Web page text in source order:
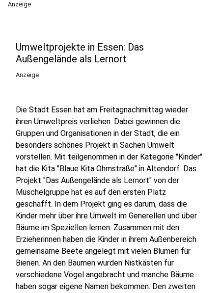
Anzeige
Umweltprojekte in Essen: Das
Außengelände als Lernort
Anzeige
Die Stadt Essen hat am Freitagnachmittag wieder
ihren Umweltpreis verliehen. Dabei gewinnen die
Gruppen und Organisationen in der Stadt, die ein
besonders schönes Projekt in Sachen Umwelt
vorstellen. Mit teilgenommen in der Kategorie "Kinder"
hat die Kita "Blaue Kita Ohmstraße" in Altendorf. Das
Projekt "Das Außengelände als Lernort" von der
Muschelgruppe hat es auf den ersten Platz
geschafft. In dem Projekt ging es darum, dass die
Kinder mehr über ihre Umwelt im Generellen und über
Bäume im Speziellen lernen. Zusammen mit den
Erzieherinnen haben die Kinder in ihrem Außenbereich
gemeinsame Beete angelegt mit vielen Blumen für
Bienen. An den Bäumen wurden Nistkästen für
verschiedene Vögel angebracht und manche Bäume
haben sogar eigene Namen bekommen. Den zweiten